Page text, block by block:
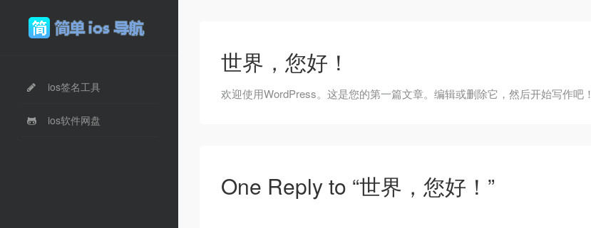
ios签名工具
ios软件网盘
世界，您好！
欢迎使用WordPress。这是您的第一篇文章。编辑或删除它，然后开始写作吧！
One Reply to “世界，您好！”